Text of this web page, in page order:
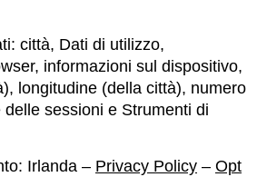
città, Dati di utilizzo,
informazioni sul dispositivo,
longitudine (della città), numero
sessioni e Strumenti di
Irlanda – Privacy Policy – Opt